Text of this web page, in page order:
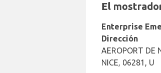
El
Enterprise
Dirección
AEROPORT DE
NICE, 06281, U